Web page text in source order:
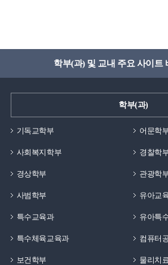
학부(과) 및 교내 주요 사이트
학부(과)
기독교학부 어문학
사회복지학부 경찰학
경상학부 관광학
사범학부 유아교
특수교육과 유아특
특수체육교육과 컴퓨터
보건학부 물리치